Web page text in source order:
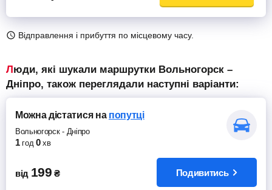
Відправлення і прибуття по місцевому часу.
Люди, які шукали маршрутки Вольногорск –
Дніпро, також переглядали наступні варіанти:
Можна дістатисяна попутці
Вольногорск- Дніпро
1 год 0 хв
від 199 ₴ Подивитись